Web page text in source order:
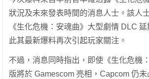
狀況及未來發表時間的消息人士。該人
《生化危機：安魂曲》大型劇情 DLC
此其最新爆料再次引起玩家關注。
不過，消息同時指出，即使《生化危機
版將於 Gamescom 亮相，Capcom 仍